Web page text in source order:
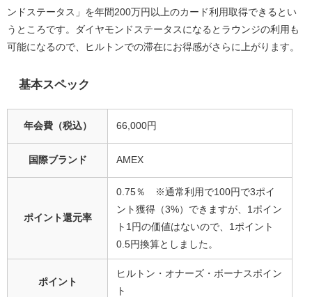
ンドステータス」を年間200万円以上のカード利用取得できるとい
うところです。ダイヤモンドステータスになるとラウンジの利用も
可能になるので、ヒルトンでの滞在にお得感がさらに上がります。
基本スペック
年会費（税込） 66,000円
国際ブランド AMEX
ポイント還元率
0.75％ ※通常利用で100円で3ポイ
ント獲得（3%）できますが、1ポイン
ト1円の価値はないので、1ポイント
0.5円換算としました。
ポイント
ヒルトン・オナーズ・ボーナスポイン
ト